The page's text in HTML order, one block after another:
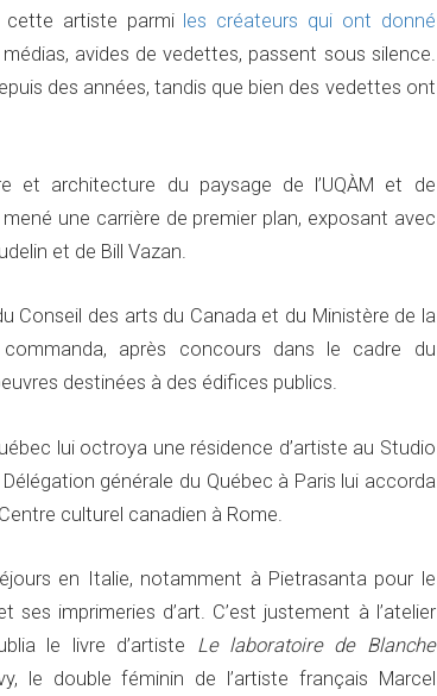
cette artiste parmi les créateurs qui ont donné
avides de vedettes, passent sous silence.
des années, tandis que bien des vedettes ont
et architecture du paysage de l’UQÀM et de
une carrière de premier plan, exposant avec
et de Bill Vazan.
Conseil des arts du Canada et du Ministère de la
après concours dans le cadre du
destinées à des édifices publics.
lui octroya une résidence d’artiste au Studio
générale du Québec à Paris lui accorda
culturel canadien à Rome.
en Italie, notamment à Pietrasanta pour le
imprimeries d’art. C’est justement à l’atelier
le livre d’artiste Le laboratoire de Blanche
le double féminin de l’artiste français Marcel